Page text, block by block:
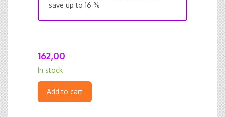
save up to 16 %
162,00
In stock
Add to cart